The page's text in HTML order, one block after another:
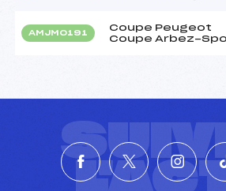
AMJM0191
Coupe Peugeot
Coupe Arbez-